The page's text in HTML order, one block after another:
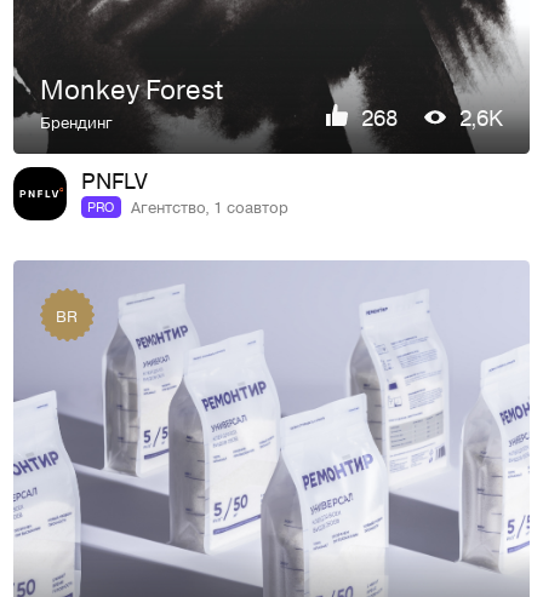
Monkey Forest
Брендинг 268 2,6K
PNFLV
PRO Агентство, 1 соавтор
BR